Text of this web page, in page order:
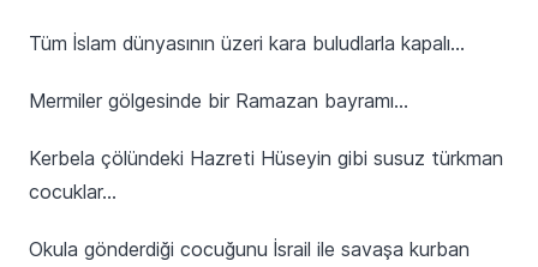
Tüm İslam dünyasının üzeri kara buludlarla kapalı…
Mermiler gölgesinde bir Ramazan bayramı…
Kerbela çölündeki Hazreti Hüseyin gibi susuz türkman
cocuklar…
Okula gönderdiği cocuğunu İsrail ile savaşa kurban